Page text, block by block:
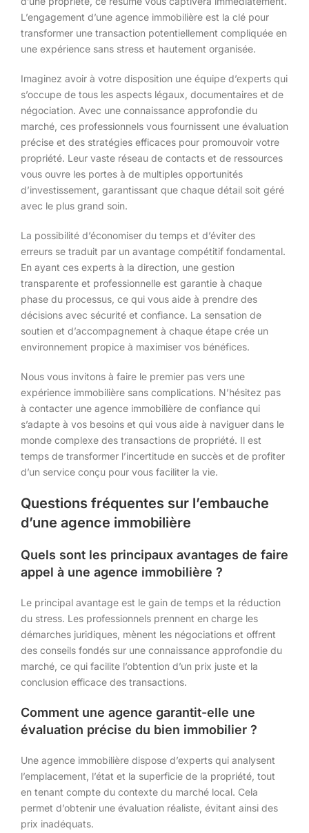
L’engagement d’une agence immobilière est la clé pour
transformer une transaction potentiellement compliquée en
une expérience sans stress et hautement organisée.
Imaginez avoir à votre disposition une équipe d’experts qui
s’occupe de tous les aspects légaux, documentaires et de
négociation. Avec une connaissance approfondie du
marché, ces professionnels vous fournissent une évaluation
précise et des stratégies efficaces pour promouvoir votre
propriété. Leur vaste réseau de contacts et de ressources
vous ouvre les portes à de multiples opportunités
d’investissement, garantissant que chaque détail soit géré
avec le plus grand soin.
La possibilité d’économiser du temps et d’éviter des
erreurs se traduit par un avantage compétitif fondamental.
En ayant ces experts à la direction, une gestion
transparente et professionnelle est garantie à chaque
phase du processus, ce qui vous aide à prendre des
décisions avec sécurité et confiance. La sensation de
soutien et d’accompagnement à chaque étape crée un
environnement propice à maximiser vos bénéfices.
Nous vous invitons à faire le premier pas vers une
expérience immobilière sans complications. N’hésitez pas
à contacter une agence immobilière de confiance qui
s’adapte à vos besoins et qui vous aide à naviguer dans le
monde complexe des transactions de propriété. Il est
temps de transformer l’incertitude en succès et de profiter
d’un service conçu pour vous faciliter la vie.
Questions fréquentes sur l’embauche
d’une agence immobilière
Quels sont les principaux avantages de faire
appel à une agence immobilière ?
Le principal avantage est le gain de temps et la réduction
du stress. Les professionnels prennent en charge les
démarches juridiques, mènent les négociations et offrent
des conseils fondés sur une connaissance approfondie du
marché, ce qui facilite l’obtention d’un prix juste et la
conclusion efficace des transactions.
Comment une agence garantit-elle une
évaluation précise du bien immobilier ?
Une agence immobilière dispose d’experts qui analysent
l’emplacement, l’état et la superficie de la propriété, tout
en tenant compte du contexte du marché local. Cela
permet d’obtenir une évaluation réaliste, évitant ainsi des
prix inadéquats.